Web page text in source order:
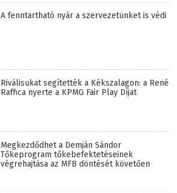
A fenntartható nyár a szervezetünket is védi
Riválisukat segítették a Kékszalagon: a René
Raffica nyerte a KPMG Fair Play Díjat
Megkezdődhet a Demján Sándor
Tőkeprogram tőkebefektetéseinek
végrehajtása az MFB döntését követően